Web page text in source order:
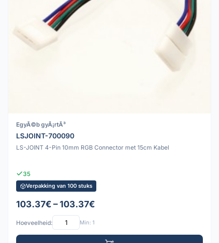
EgyÃ©b gyÃ¡rtÃ³
LSJOINT-700090
LS-JOINT 4-Pin 10mm RGB Connector met 15cm Kabel
35
Verpakking van 100 stuks
103.37€ – 103.37€
Hoeveelheid: Min: 1